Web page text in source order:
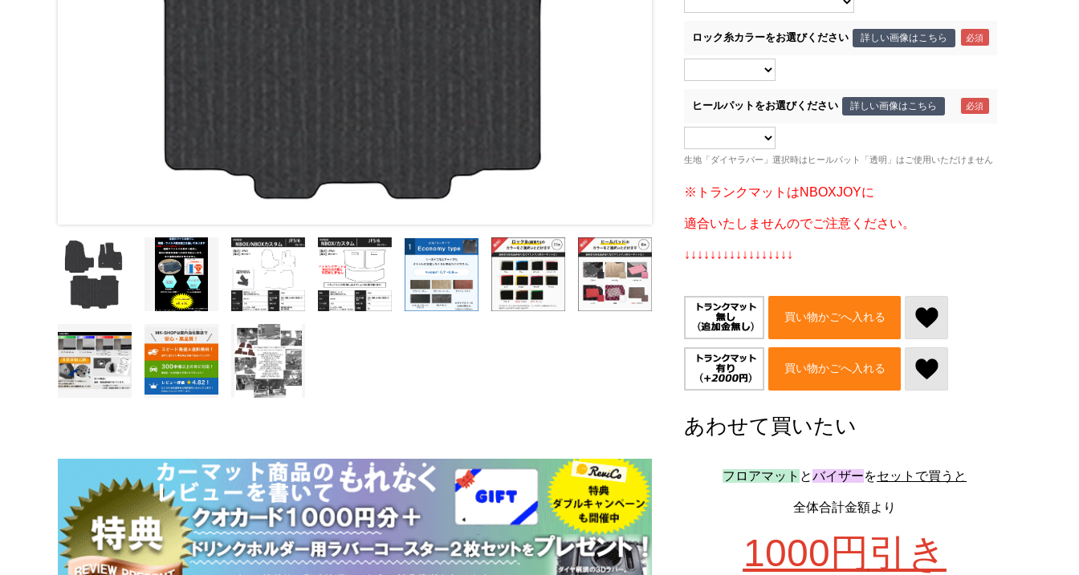
※トランクマットはNBOXJOYに
適合いたしませんのでご注意ください。
↓↓↓↓↓↓↓↓↓↓↓↓↓↓↓↓↓
ロック糸カラーをお選びください 詳しい画像はこちら
ヒールパットをお選びください 詳しい画像はこちら
生地「ダイヤラバー」選択時はヒールパット「透明」はご使用いただけません
買い物かごへ入れる
買い物かごへ入れる
あわせて買いたい
フロアマット とバイザーをセットで買うと
全体合計金額より
1000円 引き